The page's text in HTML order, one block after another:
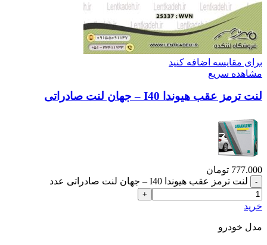
برای مقایسه اضافه کنید
مشاهده سریع
لنت ترمز عقب هیوندا I40 – جهان لنت صادراتی
777.000 تومان
لنت ترمز عقب هیوندا I40 – جهان لنت صادراتی عدد
خرید
مدل خودرو